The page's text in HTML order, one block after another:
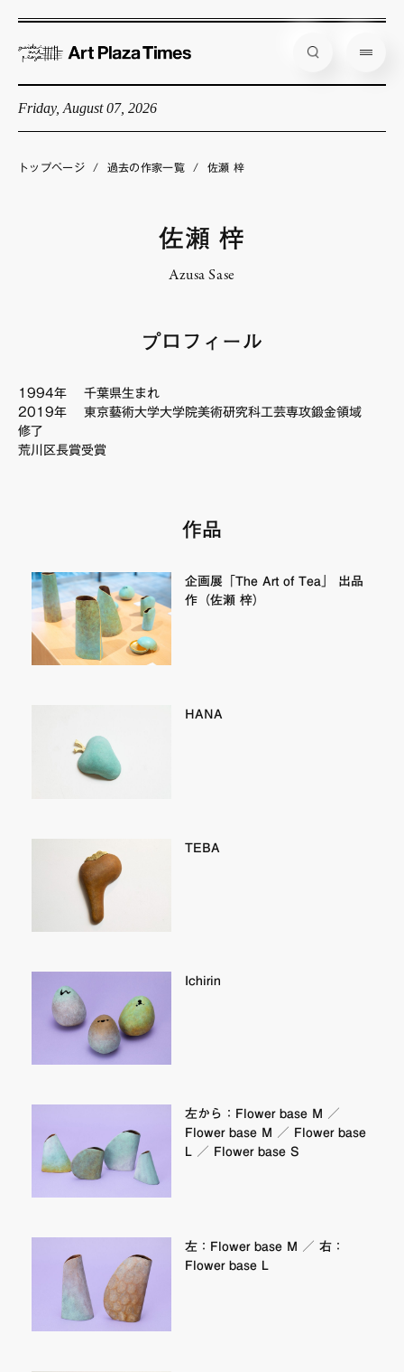
Friday, August 07, 2026
企画展情報
トップページ / 過去の作家一覧 / 佐瀬 梓
佐瀬 梓
Azusa Sase
プロフィール
1994年 千葉県生まれ
2019年 東京藝術大学大学院美術研究科工芸専攻鍛金領域
修了
荒川区長賞受賞
作品
企画展「The Art of Tea」 出品
作（佐瀬 梓）
HANA
TEBA
Ichirin
左から：Flower base M ／
Flower base M ／ Flower base
L ／ Flower base S
左：Flower base M ／ 右：
Flower base L